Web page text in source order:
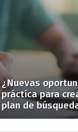
¿Nuevas
práctica para
plan de